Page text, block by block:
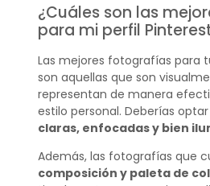
¿Cuáles son las
para mi perfil
Las mejores fotografías para
son aquellas que son
representan de manera
estilo personal. Deberías
claras, enfocadas y bien
Además, las fotografías que
composición y paleta de